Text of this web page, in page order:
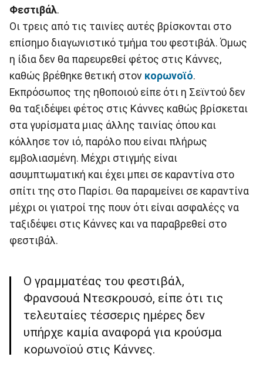
Φεστιβάλ.
Οι τρεις από τις ταινίες αυτές βρίσκονται στο
επίσημο διαγωνιστικό τμήμα του φεστιβάλ. Όμως
η ίδια δεν θα παρευρεθεί φέτος στις Κάννες,
καθώς βρέθηκε θετική στον κορωνοϊό.
Εκπρόσωπος της ηθοποιού είπε ότι η Σεϊντού δεν
θα ταξιδέψει φέτος στις Κάννες καθώς βρίσκεται
στα γυρίσματα μιας άλλης ταινίας όπου και
κόλλησε τον ιό, παρόλο που είναι πλήρως
εμβολιασμένη. Μέχρι στιγμής είναι
ασυμπτωματική και έχει μπει σε καραντίνα στο
σπίτι της στο Παρίσι. Θα παραμείνει σε καραντίνα
μέχρι οι γιατροί της πουν ότι είναι ασφαλέςς να
ταξιδέψει στις Κάννες και να παραβρεθεί στο
φεστιβάλ.
Ο γραμματέας του φεστιβάλ,
Φρανσουά Ντεσκρουσό, είπε ότι τις
τελευταίες τέσσερις ημέρες δεν
υπήρχε καμία αναφορά για κρούσμα
κορωνοϊού στις Κάννες.